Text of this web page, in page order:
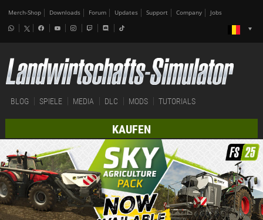
Merch-Shop Downloads Forum Updates Support Company Jobs
BLOG SPIELE MEDIA DLC MODS TUTORIALS
KAUFEN